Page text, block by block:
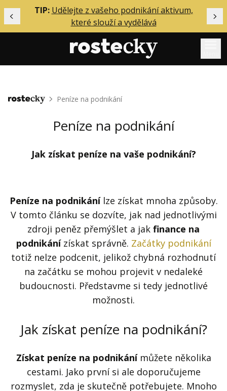
Předchozí
TIP: Udělejte z vašeho podnikání aktivum,
které slouží a vydělává
Podcasty
Inzerce
Přihlášení
Kontakt
Obchodní podmínky
Hledaná fráze Hledat
Domů Peníze na podnikání
Peníze na podnikání
Jak získat peníze na vaše podnikání?
Peníze na podnikánílze získat mnoha způsoby.
V tomto článku se dozvíte, jak nad jednotlivými
zdroji peněz přemýšlet a jak finance na
podnikánízískat správně. Začátky podnikání
totiž nelze podcenit, jelikož chybná rozhodnutí
na začátku se mohou projevit v nedaleké
budoucnosti. Představme si tedy jednotlivé
možnosti.
Jak získat peníze na podnikání?
Získat peníze na podnikánímůžete několika
cestami. Jako první si ale doporučujeme
rozmyslet, zda je skutečně potřebujete. Mnoho